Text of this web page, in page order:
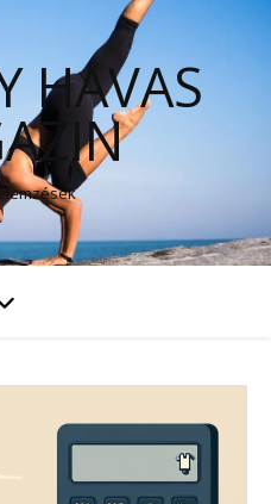
HAVAS